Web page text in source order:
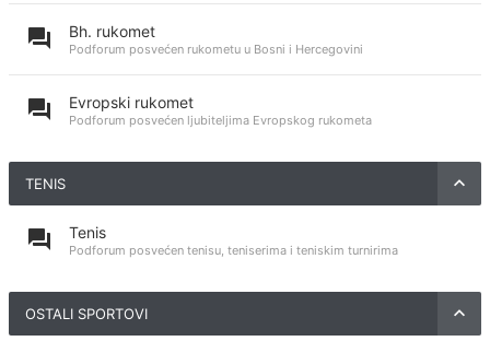
Bh. rukomet
Podforum posvećen rukometu u Bosni i Hercegovini
Evropski rukomet
Podforum posvećen ljubiteljima Evropskog rukometa
TENIS
Tenis
Podforum posvećen tenisu, teniserima i teniskim turnirima
OSTALI SPORTOVI